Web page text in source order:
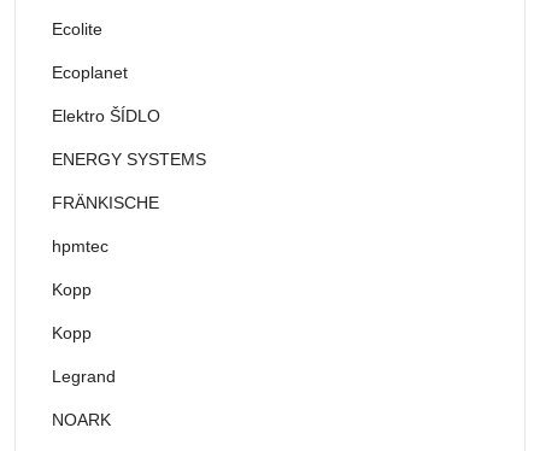
Ecolite
Ecoplanet
Elektro ŠÍDLO
ENERGY SYSTEMS
FRÄNKISCHE
hpmtec
Kopp
Kopp
Legrand
NOARK